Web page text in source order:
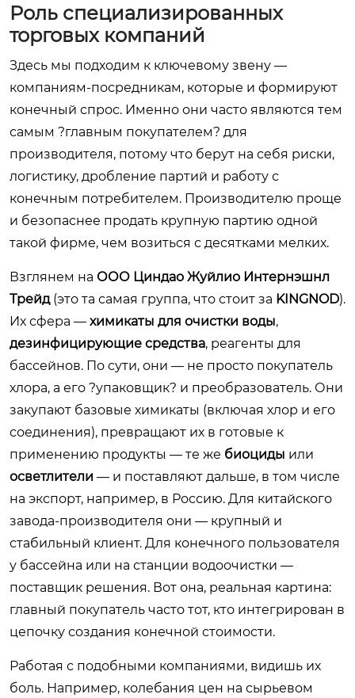
Роль специализированных
торговых компаний
Здесь мы подходим к ключевому звену —
компаниям-посредникам, которые и формируют
конечный спрос. Именно они часто являются тем
самым ?главным покупателем? для
производителя, потому что берут на себя риски,
логистику, дробление партий и работу с
конечным потребителем. Производителю проще
и безопаснее продать крупную партию одной
такой фирме, чем возиться с десятками мелких.
Взглянем на ООО Циндао Жуйлио Интернэшнл
Трейд(это та самая группа, что стоит за KINGNOD).
Их сфера — химикаты для очистки воды,
дезинфицирующие средства, реагенты для
бассейнов. По сути, они — не просто покупатель
хлора, а его ?упаковщик? и преобразователь. Они
закупают базовые химикаты (включая хлор и его
соединения), превращают их в готовые к
применению продукты — те же биоциды или
осветлители — и поставляют дальше, в том числе
на экспорт, например, в Россию. Для китайского
завода-производителя они — крупный и
стабильный клиент. Для конечного пользователя
у бассейна или на станции водоочистки —
поставщик решения. Вот она, реальная картина:
главный покупатель часто тот, кто интегрирован в
цепочку создания конечной стоимости.
Работая с подобными компаниями, видишь их
боль. Например, колебания цен на сырьевом